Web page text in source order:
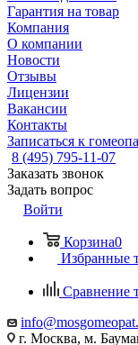
Гарантия на товар
Компания
О компании
Новости
Отзывы
Лицензии
Вакансии
Контакты
Записаться к
8 (495) 795-11-07
Заказать звонок
Задать вопрос
Войти
Корзина0
Избранные
Сравнение
г. Москва, м.